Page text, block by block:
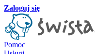
Zaloguj się
Pomoc